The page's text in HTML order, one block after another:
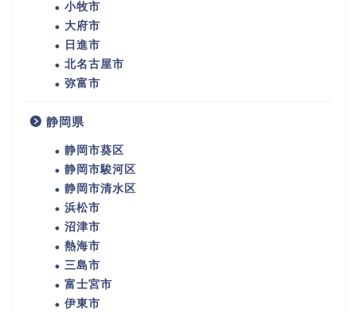
小牧市
大府市
日進市
北名古屋市
弥富市
静岡県
静岡市葵区
静岡市駿河区
静岡市清水区
浜松市
沼津市
熱海市
三島市
富士宮市
伊東市